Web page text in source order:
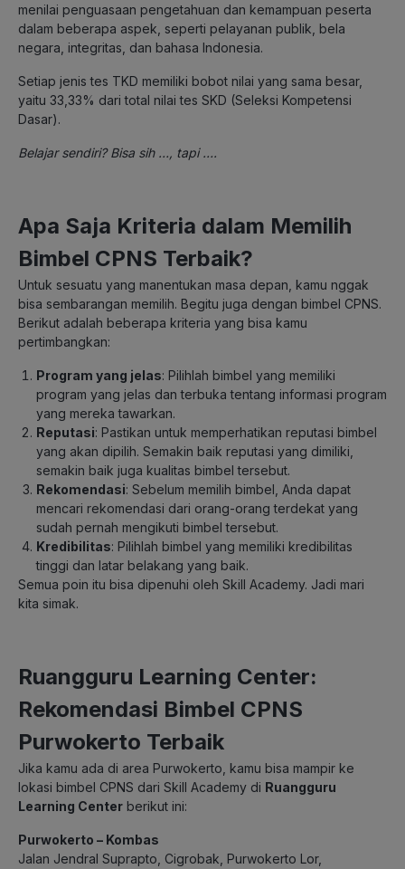
menilai penguasaan pengetahuan dan kemampuan peserta
dalam beberapa aspek, seperti pelayanan publik, bela
negara, integritas, dan bahasa Indonesia.
Setiap jenis tes TKD memiliki bobot nilai yang sama besar,
yaitu 33,33% dari total nilai tes SKD (Seleksi Kompetensi
Dasar).
Belajar sendiri? Bisa sih …, tapi ….
Apa Saja Kriteria dalam Memilih
Bimbel CPNS Terbaik?
Untuk sesuatu yang manentukan masa depan, kamu nggak
bisa sembarangan memilih. Begitu juga dengan bimbel CPNS.
Berikut adalah beberapa kriteria yang bisa kamu
pertimbangkan:
Program yang jelas: Pilihlah bimbel yang memiliki
program yang jelas dan terbuka tentang informasi program
yang mereka tawarkan.
Reputasi: Pastikan untuk memperhatikan reputasi bimbel
yang akan dipilih. Semakin baik reputasi yang dimiliki,
semakin baik juga kualitas bimbel tersebut.
Rekomendasi: Sebelum memilih bimbel, Anda dapat
mencari rekomendasi dari orang-orang terdekat yang
sudah pernah mengikuti bimbel tersebut.
Kredibilitas: Pilihlah bimbel yang memiliki kredibilitas
tinggi dan latar belakang yang baik.
Semua poin itu bisa dipenuhi oleh Skill Academy. Jadi mari
kita simak.
Ruangguru Learning Center:
Rekomendasi Bimbel CPNS
Purwokerto Terbaik
Jika kamu ada di area Purwokerto, kamu bisa mampir ke
lokasi bimbel CPNS dari Skill Academy di Ruangguru
Learning Center berikut ini:
Purwokerto – Kombas
Jalan Jendral Suprapto, Cigrobak, Purwokerto Lor,